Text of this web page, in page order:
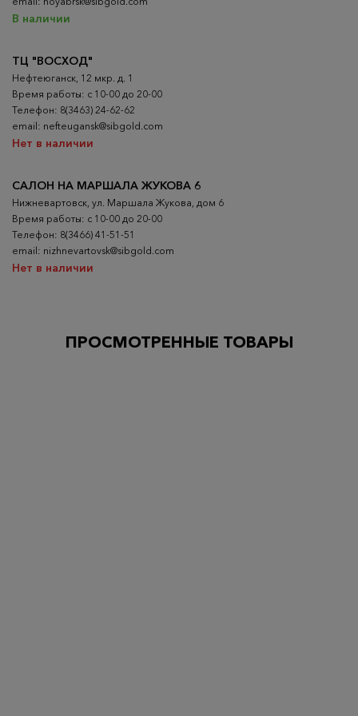
В наличии
ТЦ "ВОСХОД"
Нефтеюганск, 12 мкр. д. 1
Время работы: с 10-00 до 20-00
Телефон: 8(3463) 24-62-62
email: nefteugansk@sibgold.com
Нет в наличии
САЛОН НА МАРШАЛА ЖУКОВА 6
Нижневартовск, ул. Маршала Жукова, дом 6
Время работы: с 10-00 до 20-00
Телефон: 8(3466) 41-51-51
email: nizhnevartovsk@sibgold.com
Нет в наличии
ПРОСМОТРЕННЫЕ ТОВАРЫ